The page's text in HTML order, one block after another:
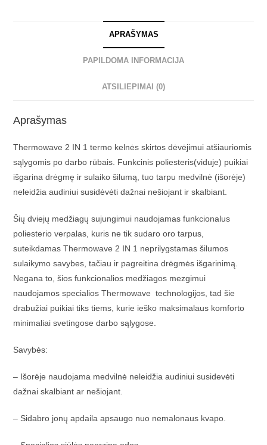
APRAŠYMAS
PAPILDOMA INFORMACIJA
ATSILIEPIMAI (0)
Aprašymas
Thermowave 2 IN 1 termo kelnės skirtos dėvėjimui atšiauriomis
sąlygomis po darbo rūbais. Funkcinis poliesteris(viduje) puikiai
išgarina drėgmę ir sulaiko šilumą, tuo tarpu medvilnė (išorėje)
neleidžia audiniui susidėvėti dažnai nešiojant ir skalbiant.
Šių dviejų medžiagų sujungimui naudojamas funkcionalus
poliesterio verpalas, kuris ne tik sudaro oro tarpus,
suteikdamas Thermowave 2 IN 1 neprilygstamas šilumos
sulaikymo savybes, tačiau ir pagreitina drėgmės išgarinimą.
Negana to, šios funkcionalios medžiagos mezgimui
naudojamos specialios Thermowave technologijos, tad šie
drabužiai puikiai tiks tiems, kurie ieško maksimalaus komforto
minimaliai svetingose darbo sąlygose.
Savybės:
– Išorėje naudojama medvilnė neleidžia audiniui susidevėti
dažnai skalbiant ar nešiojant.
– Sidabro jonų apdaila apsaugo nuo nemalonaus kvapo.